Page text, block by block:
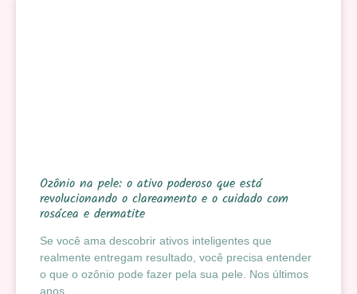
Ozônio na pele: o ativo poderoso que está
revolucionando o clareamento e o cuidado com
rosácea e dermatite
Se você ama descobrir ativos inteligentes que
realmente entregam resultado, você precisa entender
o que o ozônio pode fazer pela sua pele. Nos últimos
anos,